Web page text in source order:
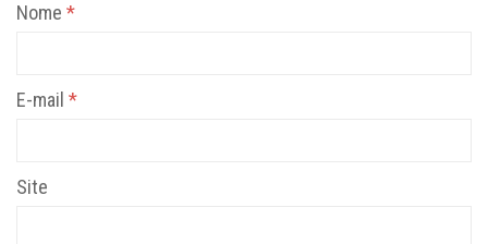
Nome *
E-mail *
Site